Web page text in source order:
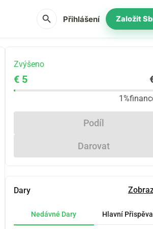
search Přihlášení Založit
Zvýšeno
€ 5
1%
Podíl
Darovat
Dary
Nedávné Dary Hlavní